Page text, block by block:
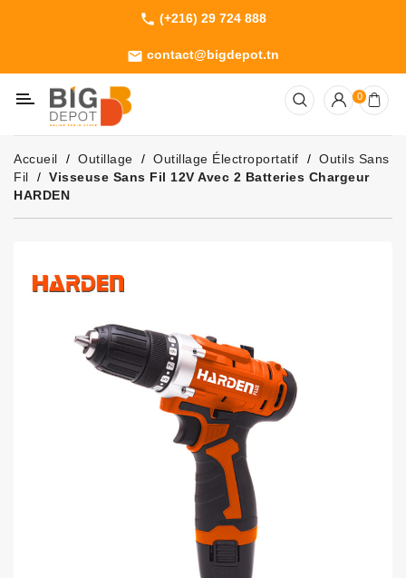
phone (+216) 29 724 888
email contact@bigdepot.tn
Machines
Outillage
Jardinage
Consommables
0
Accueil Outillage Outillage Électroportatif
Outils Sans
Fil
Visseuse Sans Fil 12V Avec 2 Batteries Chargeur
HARDEN